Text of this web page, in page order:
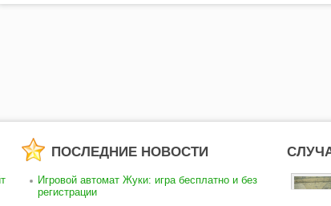
ПОСЛЕДНИЕ НОВОСТИ
Игровой автомат Жуки: игра бесплатно и без
регистрации